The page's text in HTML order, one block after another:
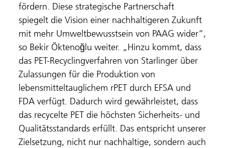
fördern. Diese strategische Partnerschaft
spiegelt die Vision einer nachhaltigeren Zukunft
mit mehr Umweltbewusstsein von PAAG wider“,
so Bekir Öktenoğlu weiter. „Hinzu kommt, dass
das PET-Recyclingverfahren von Starlinger über
Zulassungen für die Produktion von
lebensmitteltauglichem rPET durch EFSA und
FDA verfügt. Dadurch wird gewährleistet, dass
das recycelte PET die höchsten Sicherheits- und
Qualitätsstandards erfüllt. Das entspricht unserer
Zielsetzung, nicht nur nachhaltige, sondern auch